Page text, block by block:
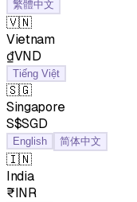
繁體中文
🇻🇳
Vietnam
₫VND
Tiếng Việt
🇸🇬
Singapore
S$SGD
English 简体中文
🇮🇳
India
₹INR